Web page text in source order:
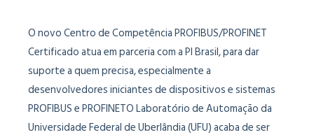
O novo Centro de Competência PROFIBUS/PROFINET
Certificado atua em parceria com a PI Brasil, para dar
suporte a quem precisa, especialmente a
desenvolvedores iniciantes de dispositivos e sistemas
PROFIBUS e PROFINETO Laboratório de Automação da
Universidade Federal de Uberlândia (UFU) acaba de ser